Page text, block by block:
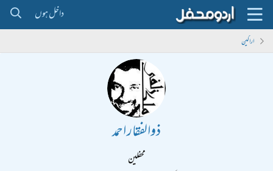
داخل ہوں
اراکین
ذوالفقار احمد
محفلین